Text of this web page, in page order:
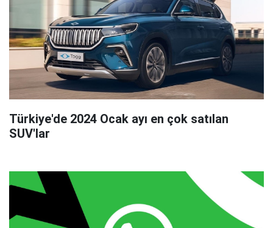
Türkiye'de 2024 Ocak ayı en çok satılan
SUV'lar